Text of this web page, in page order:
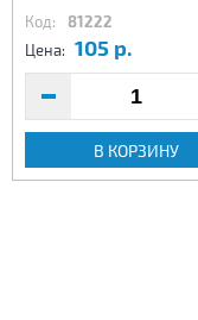
Код: 81222
Цена: 105 р.
В КОРЗИНУ